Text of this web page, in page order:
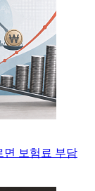
면 보험료 부담